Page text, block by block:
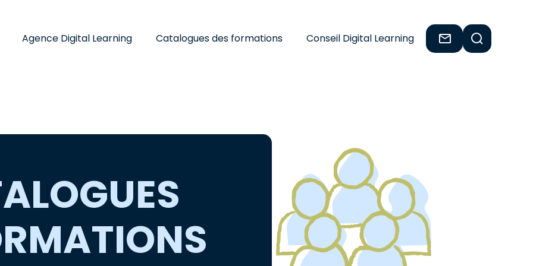
Agence Digital Learning
Catalogues des formations Conseil Digital Learning